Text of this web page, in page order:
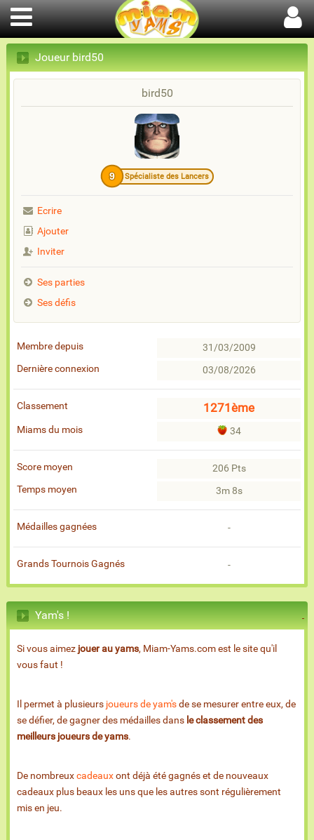
Joueur bird50
bird50
9 Spécialiste des Lancers
Ecrire
Ajouter
Inviter
Ses parties
Ses défis
Membre depuis
31/03/2009
Dernière connexion
03/08/2026
Classement 1271ème
Miams du mois 34
Score moyen
206 Pts
Temps moyen
3m 8s
Médailles gagnées -
Grands Tournois Gagnés -
Yam's !
Si vous aimez jouer au yams, Miam-Yams.com est le site qu'il
vous faut !
Il permet à plusieurs joueurs de yam'sde se mesurer entre eux, de
se défier, de gagner des médailles dans le classement des
meilleurs joueurs de yams.
De nombreuxcadeauxont déjà été gagnés et de nouveaux
cadeaux plus beaux les uns que les autres sont régulièrement
mis en jeu.